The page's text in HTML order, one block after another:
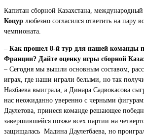
Капитан сборной Казахстана, международный
Коцур любезно согласился ответить на пару
чемпионата.
– Как прошел 8-й тур для нашей команды
Франции? Дайте оценку игры сборной
– Сегодня мы вышли основным составом,
играх, где наши играли белыми, но так
Нахбаева выиграла, а Динара Садвокасова
нас неожиданно уверенно с черными
Даулетова, принеся команде решающее
завершившейся позже всех партии на
защищалась Мадина Даулетбаева, но